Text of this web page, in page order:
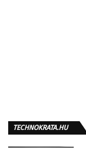
TECHNOKRATA.HU